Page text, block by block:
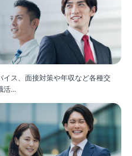
ス、面接対策や年収など各種交
活...